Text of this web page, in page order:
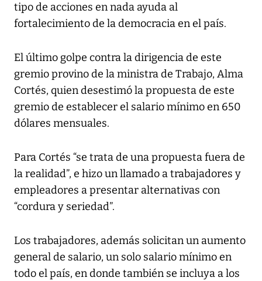
tipo de acciones en nada ayuda al
fortalecimiento de la democracia en el país.
El último golpe contra la dirigencia de este
gremio provino de la ministra de Trabajo, Alma
Cortés, quien desestimó la propuesta de este
gremio de establecer el salario mínimo en 650
dólares mensuales.
Para Cortés “se trata de una propuesta fuera de
la realidad”, e hizo un llamado a trabajadores y
empleadores a presentar alternativas con
“cordura y seriedad”.
Los trabajadores, además solicitan un aumento
general de salario, un solo salario mínimo en
todo el país, en donde también se incluya a los